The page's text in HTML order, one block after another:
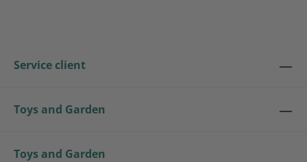
Toys and Garden
Service client
Toys and Garden